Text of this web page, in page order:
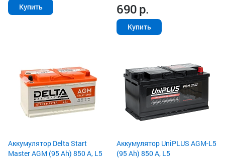
Купить 690р.
Купить
Аккумулятор Delta Start
Master AGM (95 Ah) 850 А, L5
Аккумулятор UniPLUS AGM-L5
(95 Ah) 850 А, L5